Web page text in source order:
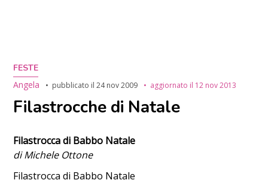
FESTE
Angela
pubblicato il24 nov 2009 aggiornato il 12 nov 2013
Filastrocche di Natale
Filastrocca di Babbo Natale
di Michele Ottone
Filastrocca di Babbo Natale